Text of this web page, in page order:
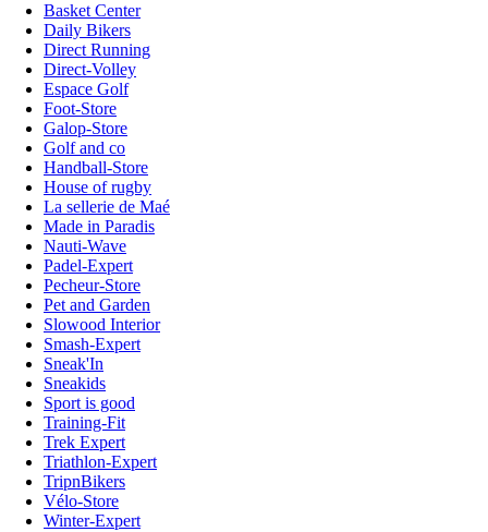
Basket Center
Daily Bikers
Direct Running
Direct-Volley
Espace Golf
Foot-Store
Galop-Store
Golf and co
Handball-Store
House of rugby
La sellerie de Maé
Made in Paradis
Nauti-Wave
Padel-Expert
Pecheur-Store
Pet and Garden
Slowood Interior
Smash-Expert
Sneak'In
Sneakids
Sport is good
Training-Fit
Trek Expert
Triathlon-Expert
TripnBikers
Vélo-Store
Winter-Expert